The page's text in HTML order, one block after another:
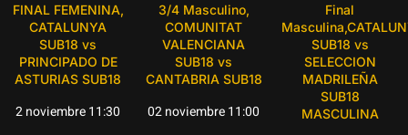
FINAL FEMENINA,
CATALUNYA
SUB18 vs
PRINCIPADO DE
ASTURIAS SUB18
2 noviembre 11:30
3/4 Masculino,
COMUNITAT
VALENCIANA
SUB18 vs
CANTABRIA SUB18
02 noviembre 11:00
Final
SUB18 vs
SELECCION
MADRILEÑA
SUB18
MASCULINA